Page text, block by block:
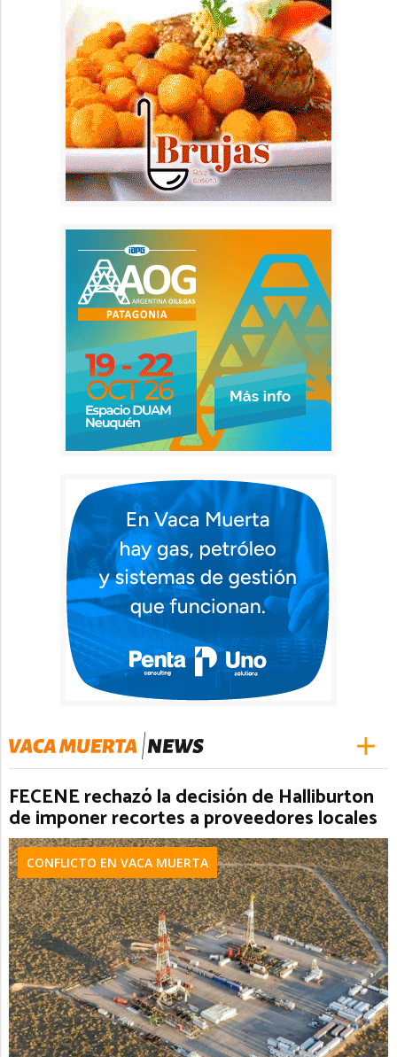
FECENE rechazó la decisión de Halliburton
de imponer recortes a proveedores locales
CONFLICTO EN VACA MUERTA